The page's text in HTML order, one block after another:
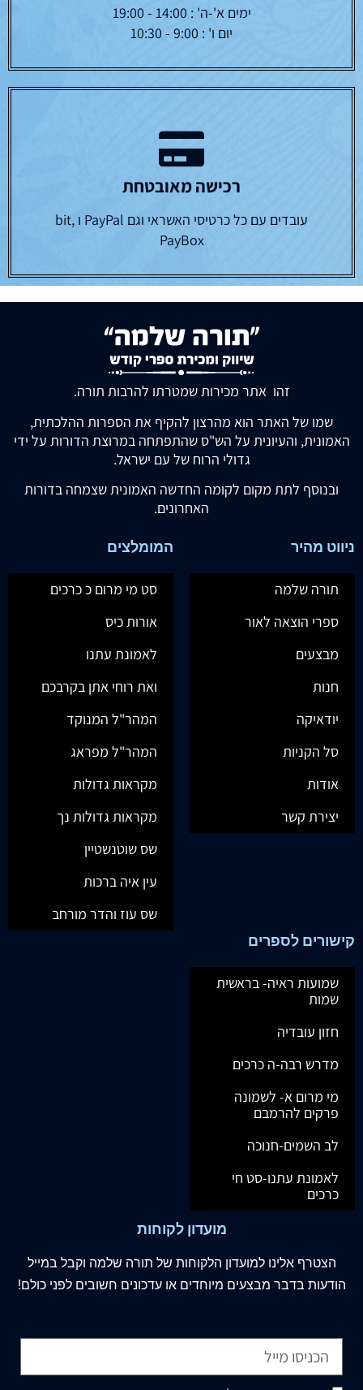
ימים א'-ה' : 14:00 - 19:00
יום ו' : 9:00 - 10:30
רכישה מאובטחת
עובדים עם כל כרטיסי האשראי וגם PayPal ו bit,
PayBox
זהו אתר מכירות שמטרתו להרבות תורה.
שמו של האתר הוא מהרצון להקיף את הספרות ההלכתית,
האמונית, והעיונית על הש"ס שהתפתחה במרוצת הדורות על ידי
גדולי הרוח של עם ישראל.
ובנוסף לתת מקום לקומה החדשה האמונית שצמחה בדורות
האחרונים.
ניווט מהיר
תורה שלמה
ספרי הוצאה לאור
מבצעים
חנות
יודאיקה
סל הקניות
אודות
יצירת קשר
המומלצים
סט מי מרום כ כרכים
אורות כיס
לאמונת עתנו
ואת רוחי אתן בקרבכם
המהר"ל המנוקד
המהר"ל מפראג
מקראות גדולות
מקראות גדולות נך
שס שוטנשטיין
עין איה ברכות
שס עוז והדר מורחב
קישורים לספרים
שמועות ראיה- בראשית
שמות
חזון עובדיה
מדרש רבה-ה כרכים
מי מרום א- לשמונה
פרקים להרמבם
לב השמים-חנוכה
לאמונת עתנו-סט חי
כרכים
מועדון לקוחות
הצטרף אלינו למועדון הלקוחות של תורה שלמה וקבל במייל
הודעות בדבר מבצעים מיוחדים או עדכונים חשובים לפני כולם!